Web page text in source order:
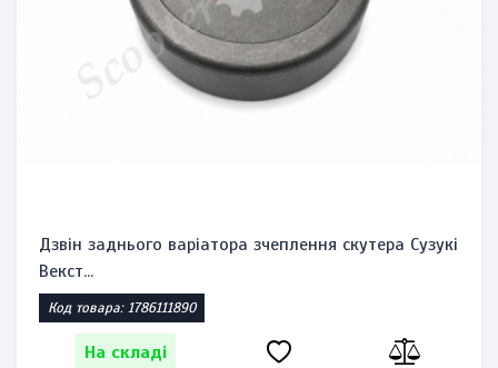
Дзвін заднього варіатора зчеплення скутера Сузукі
Векст...
Код товара: 1786111890
На складі